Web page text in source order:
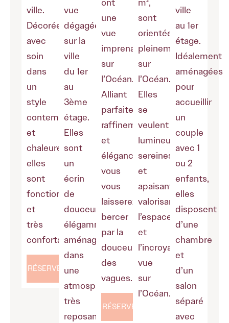
ville.
Décorées
avec
soin
dans
un
style
contemporain
et
chaleureux,
elles
sont
fonctionnelles
et
très
confortables.
RÉSERVER
vue
dégagée
sur la
ville
du 1er
au
3ème
étage.
Elles
sont
un
écrin
de
douceur,
élégamment
aménagées
dans
une
atmosphère
très
reposante.
ont
une
vue
imprenable
sur
l’Océan.
Alliant
parfaitement
raffinement
et
élégance,
vous
vous
laisserez
bercer
par la
douceur
des
vagues.
RÉSERVER
m²,
sont
orientées
pleinement
sur
l’Océan.
Elles
se
veulent
lumineuses,
sereines
et
apaisantes,
valorisant
l’espace
et
l’incroyable
vue
sur
l’Océan.
ville
au 1er
étage.
Idéalement
aménagées
pour
accueillir
un
couple
avec 1
ou 2
enfants,
elles
disposent
d’une
chambre
et
d’un
salon
séparé
avec